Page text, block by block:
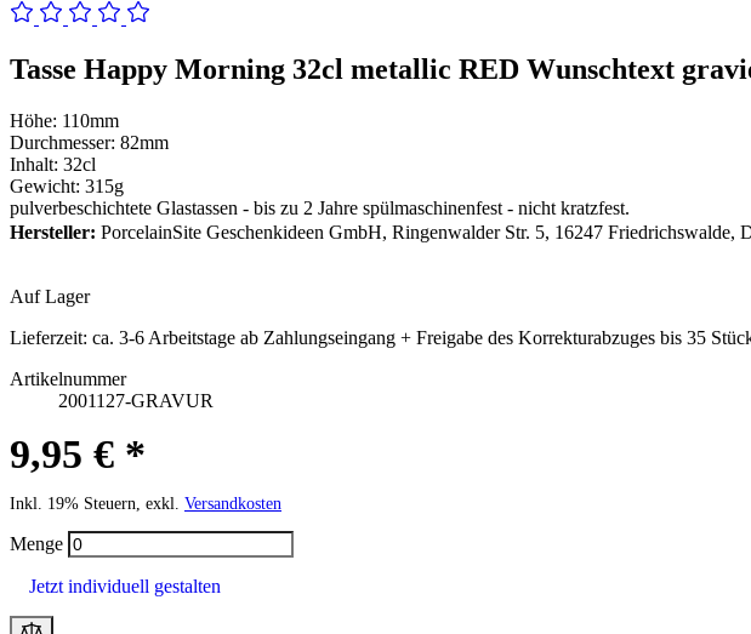
Tasse Happy Morning 32cl metallic RED Wunschtext
Höhe: 110mm
Durchmesser: 82mm
Inhalt: 32cl
Gewicht: 315g
pulverbeschichtete Glastassen - bis zu 2 Jahre spülmaschinenfest - nicht kratzfest.
Hersteller: PorcelainSite Geschenkideen GmbH, Ringenwalder Str. 5, 16247 Friedrichswalde,
Auf Lager
Lieferzeit: ca. 3-6 Arbeitstage ab Zahlungseingang + Freigabe des Korrekturabzuges bis 35
Artikelnummer
2001127-GRAVUR
9,95 € *
Inkl. 19% Steuern, exkl. Versandkosten
Menge
Jetzt individuell gestalten